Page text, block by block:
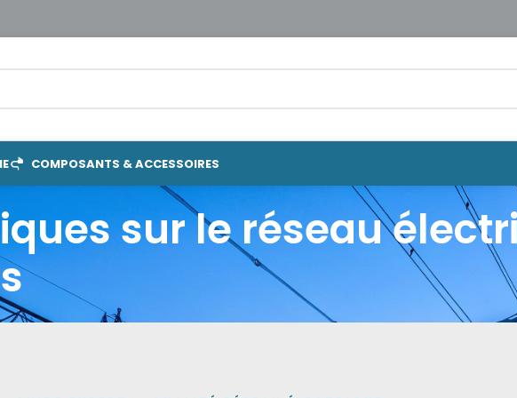
COMPOSANTS & ACCESSOIRES
sur le réseau